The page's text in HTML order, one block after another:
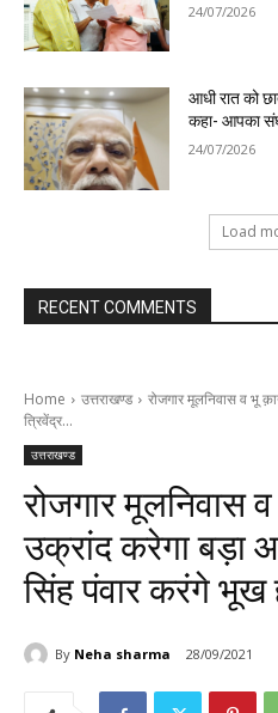
24/07/2026
आधी रात को
कहा- आपका
24/07/2026
Load
RECENT COMMENTS